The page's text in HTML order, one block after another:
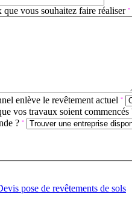
vous souhaitez faire réaliser *
enlève le revêtement actuel *
vos travaux soient
? *
pose de revêtements de sols